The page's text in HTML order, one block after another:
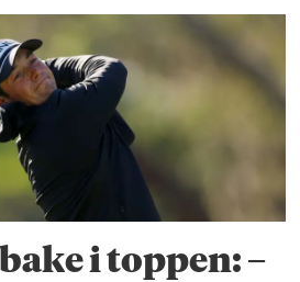
i toppen: –